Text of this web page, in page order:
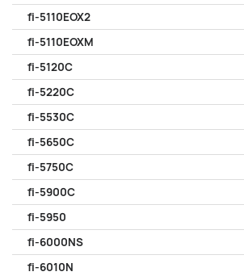
fi-5110EOX2
fi-5110EOXM
fi-5120C
fi-5220C
fi-5530C
fi-5650C
fi-5750C
fi-5900C
fi-5950
fi-6000NS
fi-6010N